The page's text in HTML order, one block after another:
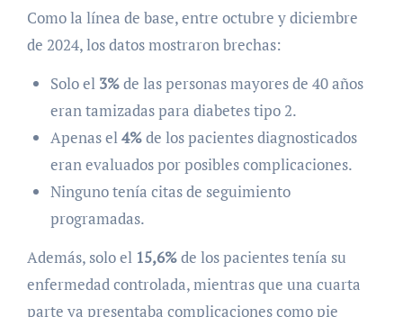
Como la línea de base, entre octubre y diciembre
de 2024, los datos mostraron brechas:
Solo el 3%de las personas mayores de 40 años
eran tamizadas para diabetes tipo 2.
Apenas el4%de los pacientes diagnosticados
eran evaluados por posibles complicaciones.
Ninguno tenía citas de seguimiento
programadas.
Además, solo el 15,6%de los pacientes tenía su
enfermedad controlada, mientras que una cuarta
parte ya presentaba complicaciones como pie